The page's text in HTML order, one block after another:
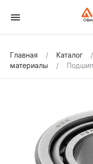
Главная Каталог
материалы